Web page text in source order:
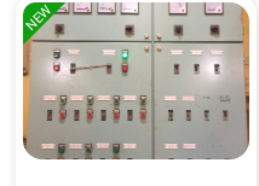
NEW